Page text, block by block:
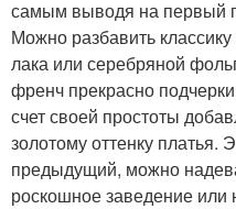
самым выводя на первый
Можно разбавить
лака или серебряной
френч прекрасно
счет своей простоты
золотому оттенку платья.
предыдущий, можно
роскошное заведение или